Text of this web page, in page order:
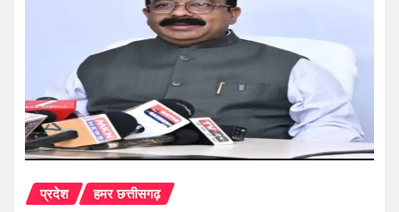
प्रदेश हमर छत्तीसगढ़